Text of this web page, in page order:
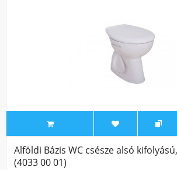
Alföldi Bázis WC csésze alsó
(4033 00 01)